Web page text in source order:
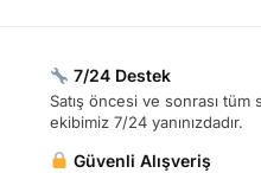
7/24 Destek
Satış öncesi ve sonrası
ekibimiz 7/24 yanınızdadır.
Güvenli Alışveriş